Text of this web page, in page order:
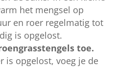
het mengsel op
en roer regelmatig tot
is opgelost.
toe.
is opgelost, voeg je de